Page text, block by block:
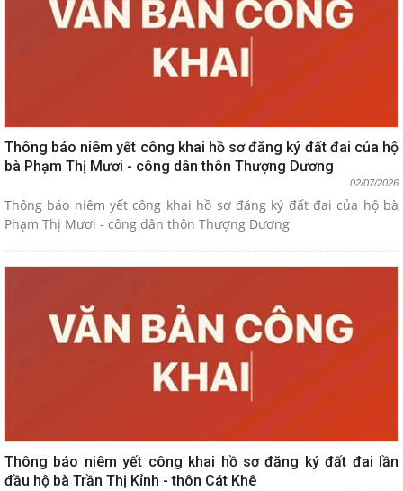
Thông báo niêm yết công khai hồ sơ đăng ký đất đai của hộ
bà Phạm Thị Mươi - công dân thôn Thượng Dương
02/07/2026
Thông báo niêm yết công khai hồ sơ đăng ký đất đai của hộ bà
Phạm Thị Mươi - công dân thôn Thượng Dương
Thông báo niêm yết công khai hồ sơ đăng ký đất đai lần
đầu hộ bà Trần Thị Kỉnh - thôn Cát Khê